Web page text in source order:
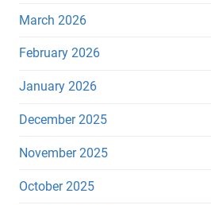
March 2026
February 2026
January 2026
December 2025
November 2025
October 2025